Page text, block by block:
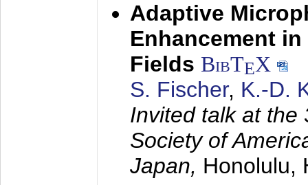
Adaptive
Enhancement
Fields BibTEX
S. Fischer, K.-D.
Invited talk at the
Society of
Japan, Honolulu,